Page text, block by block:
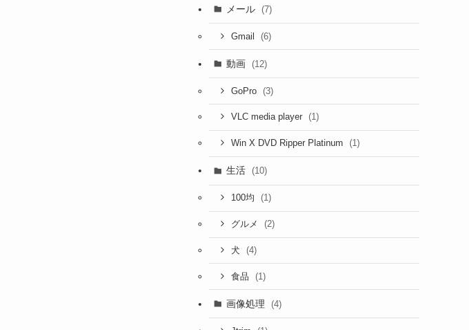
メール (7)
Gmail (6)
動画 (12)
GoPro (3)
VLC media player (1)
Win X DVD Ripper Platinum (1)
生活 (10)
100均 (1)
グルメ (2)
犬 (4)
食品 (1)
画像処理 (4)